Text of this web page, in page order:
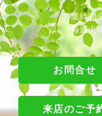
営業時間
（毎週火
お問合せ
来店のご予